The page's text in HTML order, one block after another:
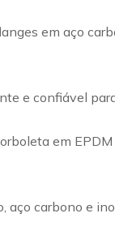
em aço
e confiável
em
aço carbono e